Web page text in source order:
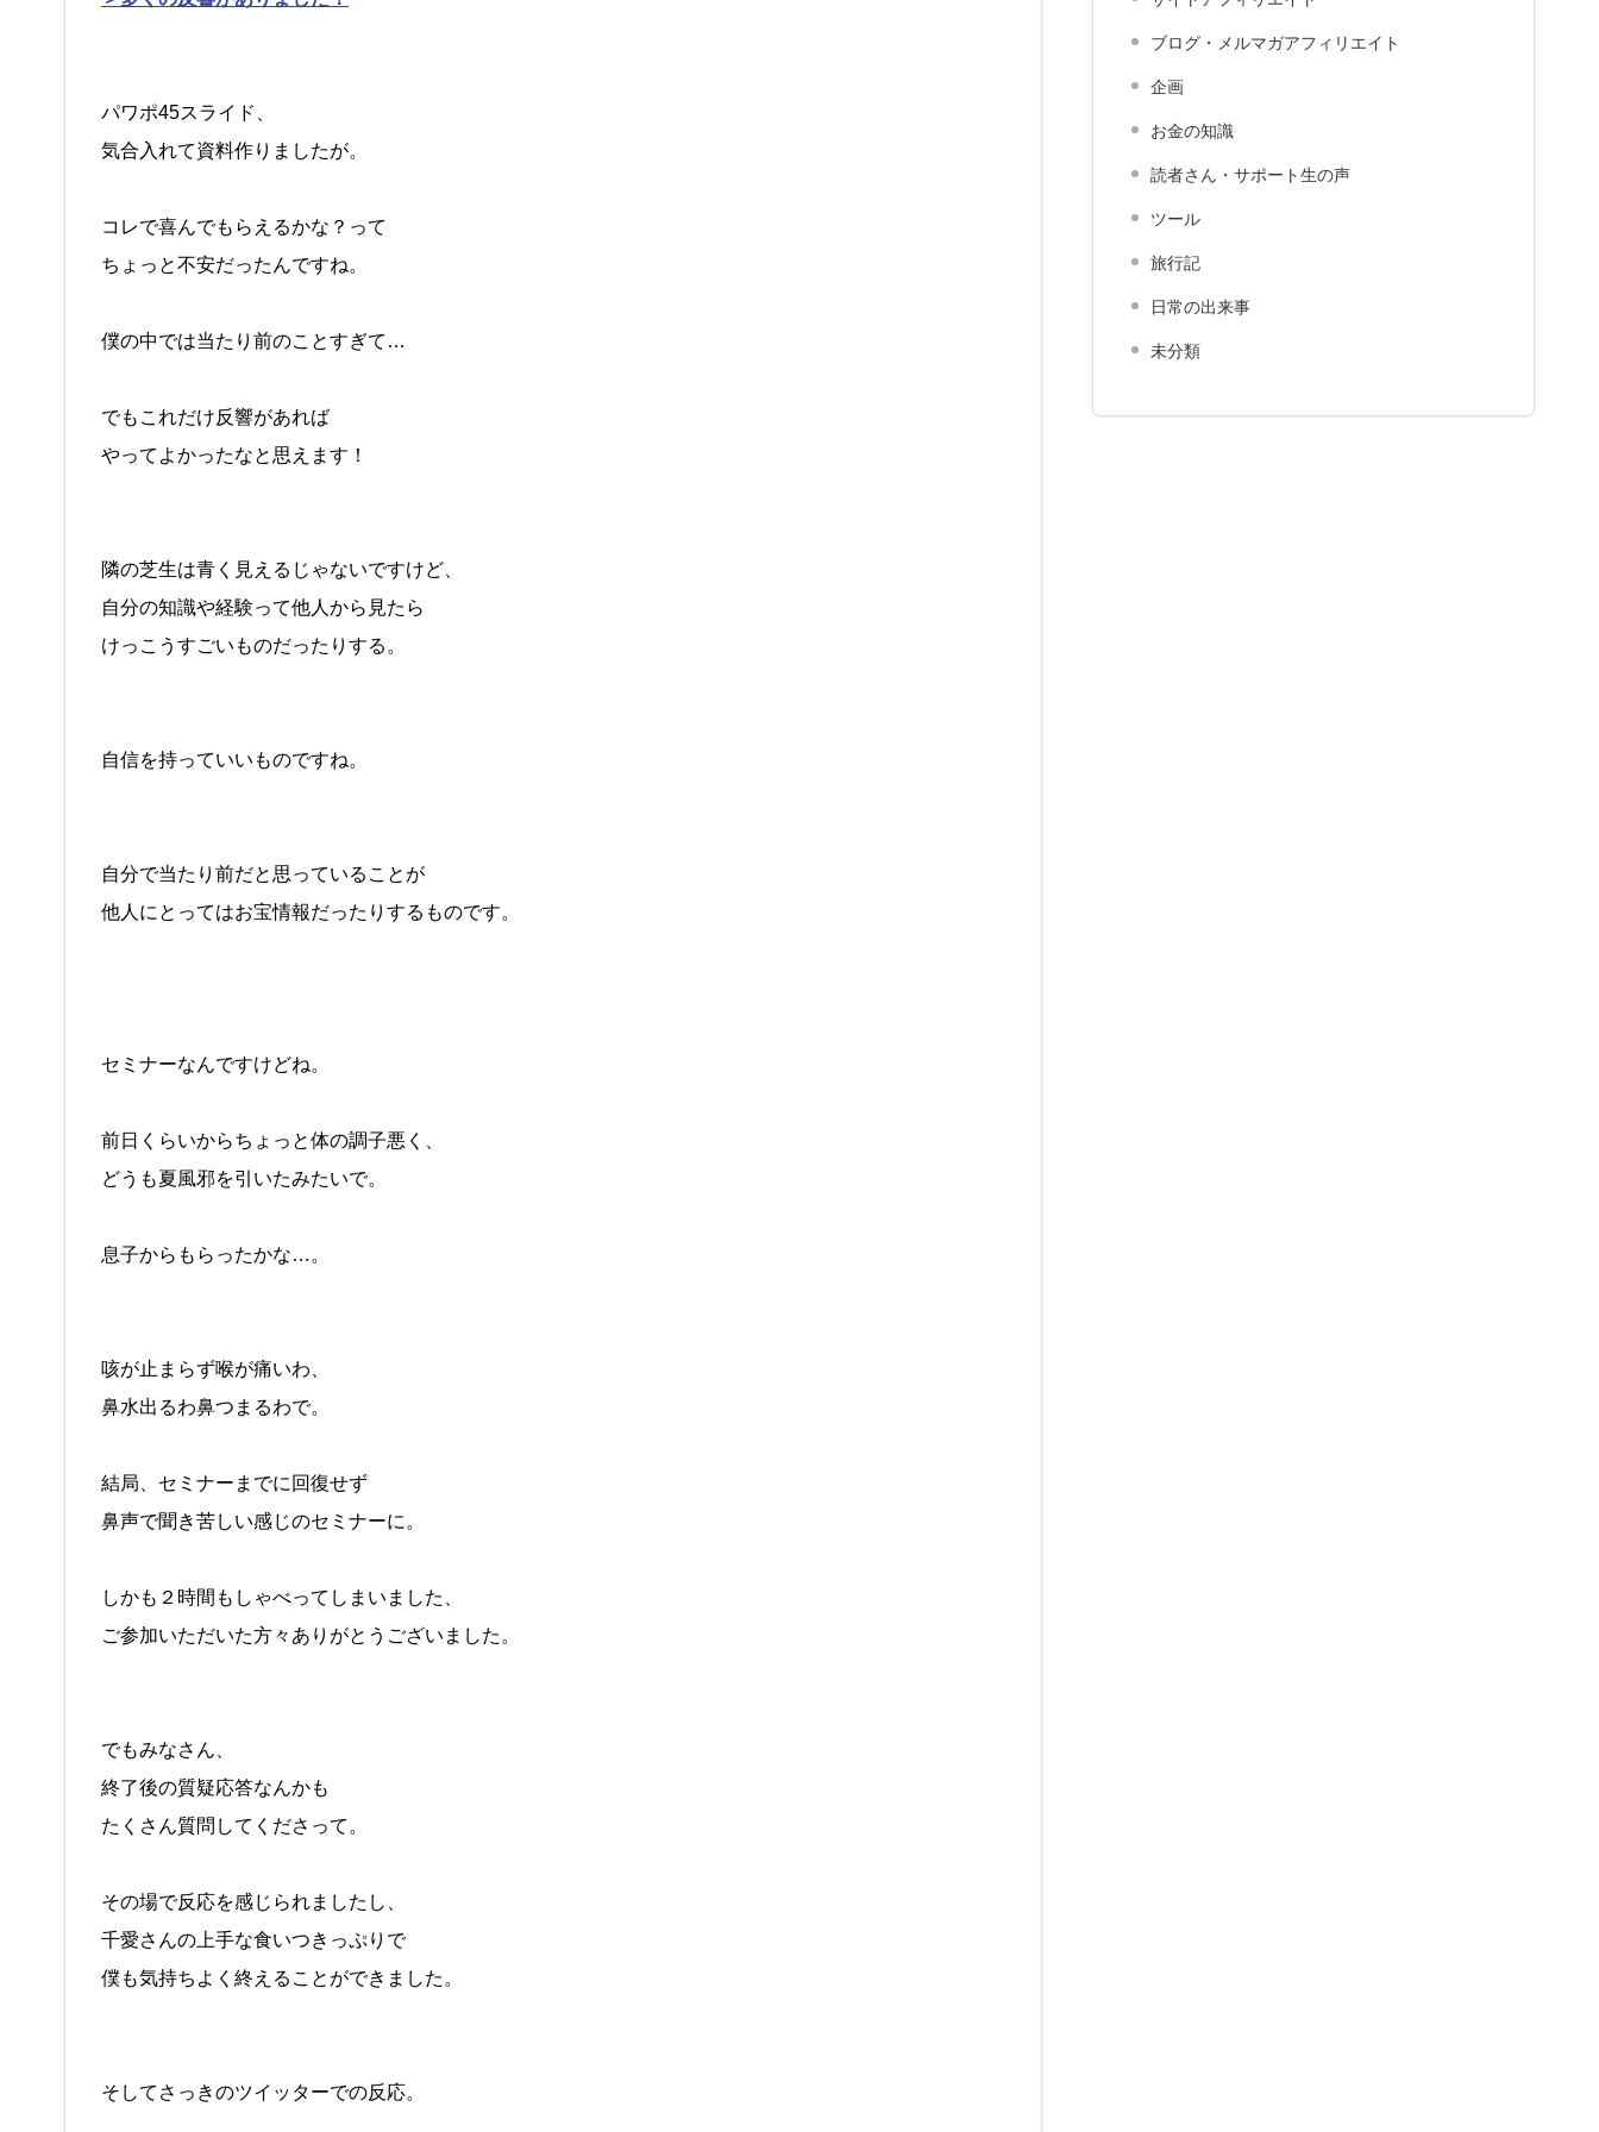
パワポ45スライド、
気合入れて資料作りましたが。
コレで喜んでもらえるかな？って
ちょっと不安だったんですね。
僕の中では当たり前のことすぎて…
でもこれだけ反響があれば
やってよかったなと思えます！
隣の芝生は青く見えるじゃないですけど、
自分の知識や経験って他人から見たら
けっこうすごいものだったりする。
自信を持っていいものですね。
自分で当たり前だと思っていることが
他人にとってはお宝情報だったりするものです。
セミナーなんですけどね。
前日くらいからちょっと体の調子悪く、
どうも夏風邪を引いたみたいで。
息子からもらったかな…。
咳が止まらず喉が痛いわ、
鼻水出るわ鼻つまるわで。
結局、セミナーまでに回復せず
鼻声で聞き苦しい感じのセミナーに。
しかも２時間もしゃべってしまいました、
ご参加いただいた方々ありがとうございました。
でもみなさん、
終了後の質疑応答なんかも
たくさん質問してくださって。
その場で反応を感じられましたし、
千愛さんの上手な食いつきっぷりで
僕も気持ちよく終えることができました。
そしてさっきのツイッターでの反応。
ブログ・メルマガアフィリエイト
企画
お金の知識
読者さん・サポート生の声
ツール
旅行記
日常の出来事
未分類